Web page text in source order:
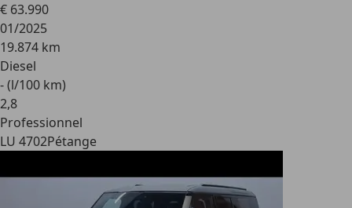
€ 63.990
01/2025
19.874 km
Diesel
- (l/100 km)
2,8
Professionnel
LU 4702Pétange